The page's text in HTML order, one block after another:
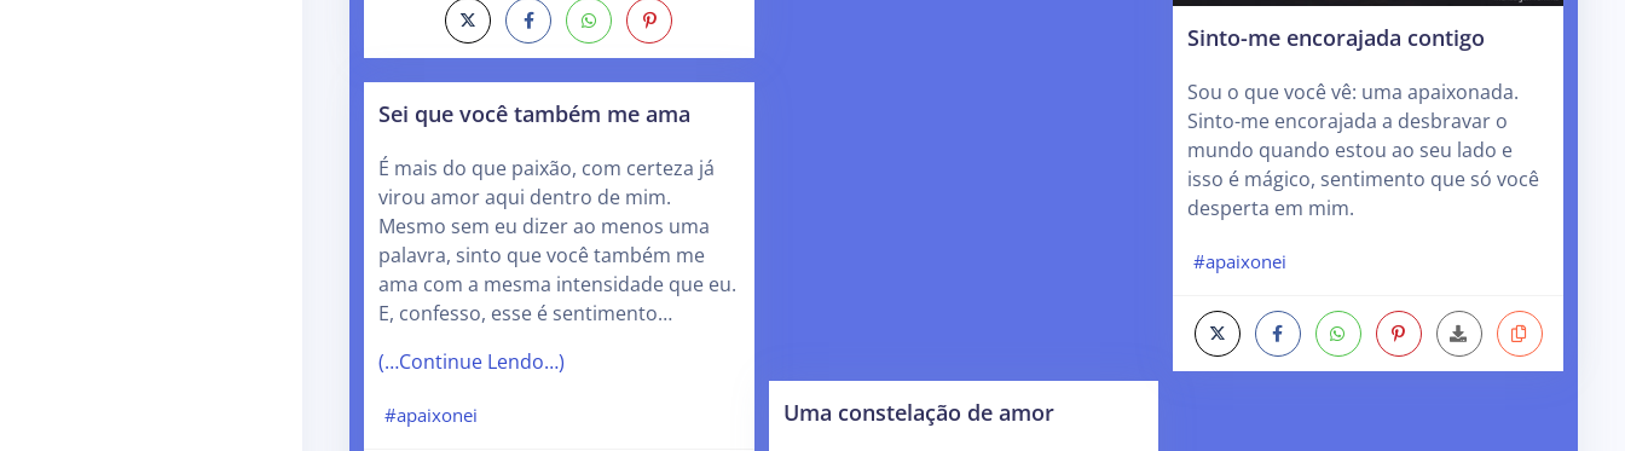
Sei que você também me ama
É mais do que paixão, com certeza já
virou amor aqui dentro de mim.
Mesmo sem eu dizer ao menos uma
palavra, sinto que você também me
ama com a mesma intensidade que eu.
E, confesso, esse é sentimento…
(…Continue Lendo…)
#apaixonei Uma constelação de amor
Sinto-me encorajada contigo
Sou o que você vê: uma apaixonada.
Sinto-me encorajada a desbravar o
mundo quando estou ao seu lado e
isso é mágico, sentimento que só você
desperta em mim.
#apaixonei